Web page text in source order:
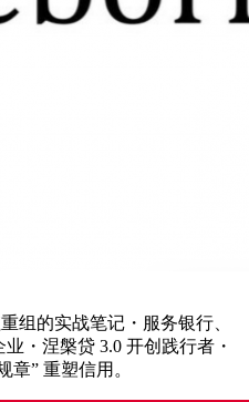
组的实战笔记・服务银行、
・涅槃贷 3.0 开创践行者・
章” 重塑信用。